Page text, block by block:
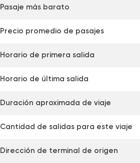
Pasaje más barato
Precio promedio de pasajes
Horario de primera salida
Horario de última salida
Duración aproximada de viaje
Cantidad de salidas para este viaje
Dirección de terminal de origen